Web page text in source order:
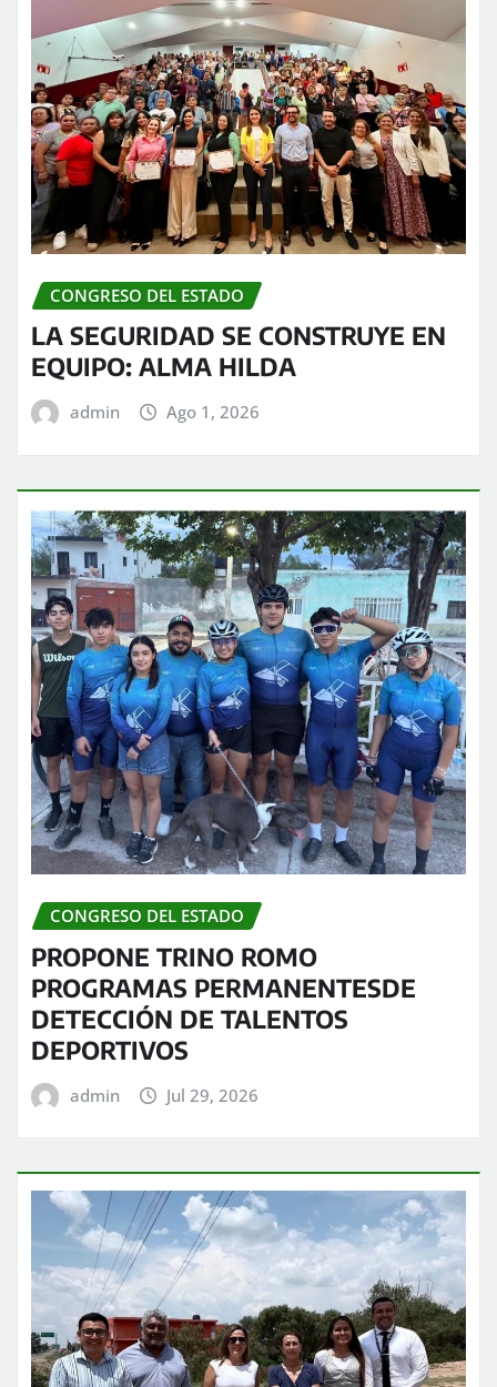
CONGRESO DEL ESTADO
LA SEGURIDAD SE CONSTRUYE EN
EQUIPO: ALMA HILDA
admin Ago 1, 2026
CONGRESO DEL ESTADO
PROPONE TRINO ROMO
PROGRAMAS PERMANENTESDE
DETECCIÓN DE TALENTOS
DEPORTIVOS
admin Jul 29, 2026